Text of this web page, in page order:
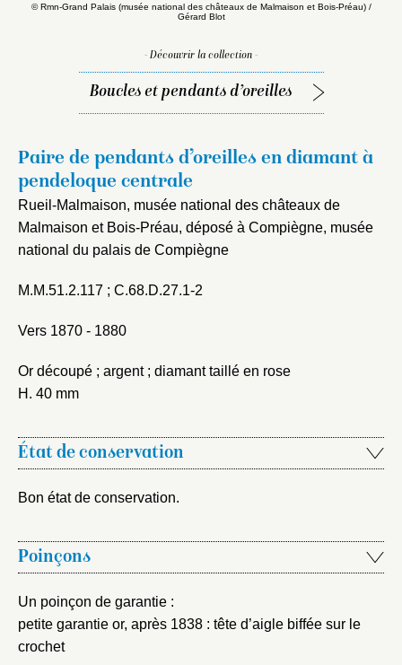
© Rmn-Grand Palais (musée national des châteaux de Malmaison et Bois-Préau) /
Gérard Blot
- Découvrir la collection -
Boucles et pendants d’oreilles
Paire de pendants d’oreilles en diamant à
pendeloque centrale
Rueil-Malmaison, musée national des châteaux de
Malmaison et Bois-Préau, déposé à Compiègne, musée
national du palais de Compiègne
M.M.51.2.117 ; C.68.D.27.1-2
Vers 1870 - 1880
Or découpé ; argent ; diamant taillé en rose
H. 40 mm
État de conservation
Bon état de conservation.
Poinçons
Un poinçon de garantie :
petite garantie or, après 1838 : tête d’aigle biffée sur le
crochet
Fermer
Choix du dossier où ajouter la
notice
Nom du dossier
Valider
Connexion
Courriel
Mot de passe
Envoyer
Vous n'êtes pas encore inscrit ?
Vous avez oublié votre mot de passe ?Cliquez ici